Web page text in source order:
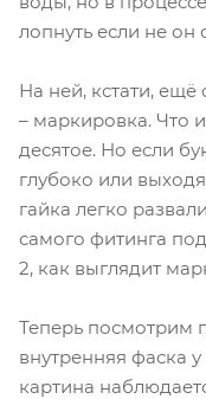
лопнуть если не он
На ней, кстати, ещё
– маркировка. Что
десятое. Но если
глубоко или
гайка легко
самого фитинга
2, как выглядит
Теперь посмотрим
внутренняя фаска
картина